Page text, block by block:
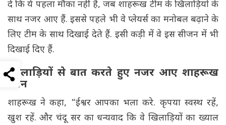
दें कि ये पहला मौका नहीं है, जब शाहरूख टीम के खिलाड़ियों के
साथ नजर आए हैं. इससे पहले भी वे प्लेयर्स का मनोबल बढ़ाने के
लिए टीम के साथ दिखाई देते हैं. इसी कड़ी में वे इस सीजन में भी
दिखाई दिए हैं.
खिलाड़ियों से बात करते हुए नजर आए शाहरूख
खान
शाहरूख ने कहा, “ईश्वर आपका भला करे. कृपया स्वस्थ रहें,
खुश रहें. और चंदू सर का धन्यवाद कि वे खिलाड़ियों का ख्याल